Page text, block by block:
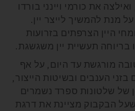
את כורמי ויינני בורדו
מנת להמשיך לייצר יין.
היין הצרפתים בזרועות
בריוחה תעשיית יין משגשגת.
מורגשת עד היום, על אף
הענבים ובשיטות הייצור,
של שלטונות ספרד נשמרים
הבקבוק מציינת את דרגת